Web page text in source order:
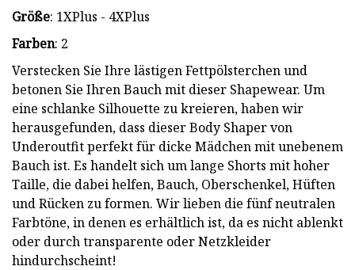
Größe: 1XPlus - 4XPlus
Farben: 2
Verstecken Sie Ihre lästigen Fettpölsterchen und
betonen Sie Ihren Bauch mit dieser Shapewear. Um
eine schlanke Silhouette zu kreieren, haben wir
herausgefunden, dass dieser Body Shaper von
Underoutfit perfekt für dicke Mädchen mit unebenem
Bauch ist. Es handelt sich um lange Shorts mit hoher
Taille, die dabei helfen, Bauch, Oberschenkel, Hüften
und Rücken zu formen. Wir lieben die fünf neutralen
Farbtöne, in denen es erhältlich ist, da es nicht ablenkt
oder durch transparente oder Netzkleider
hindurchscheint!